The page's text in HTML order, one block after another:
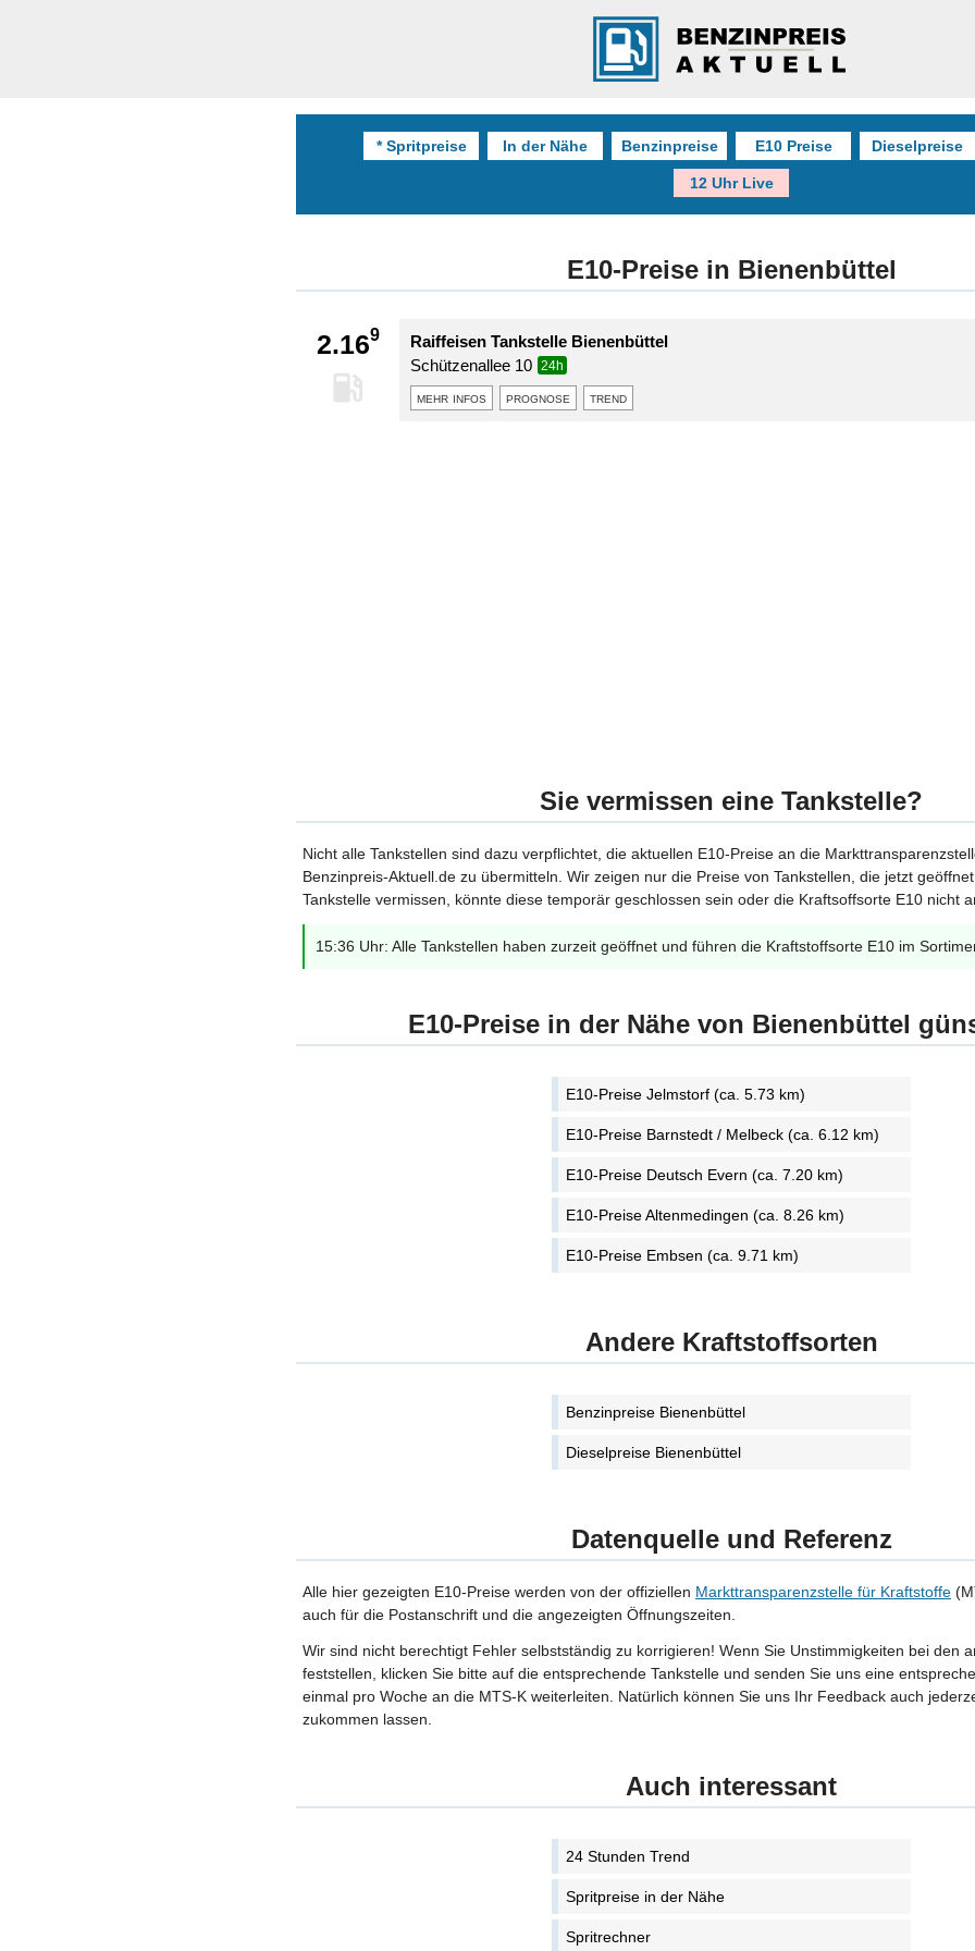
* Spritpreise In der Nähe Benzinpreise E10 Preise Dieselpreise
12 Uhr Live
E10-Preise in Bienenbüttel
2.169
Raiffeisen Tankstelle Bienenbüttel
Schützenallee 10
24h
mehr infos prognose trend
Sie vermissen eine Tankstelle?
Nicht alle Tankstellen sind dazu verpflichtet, die aktuellen E10-Preise an die
Benzinpreis-Aktuell.de zu übermitteln. Wir zeigen nur die Preise von Tankstellen, die jetzt
Tankstelle vermissen, könnte diese temporär geschlossen sein oder die Kraftsoffsorte E10 nicht
15:36 Uhr: Alle Tankstellen haben zurzeit geöffnet und führen die Kraftstoffsorte E10 im
E10-Preise in der Nähe von Bienenbüttel
E10-Preise Jelmstorf (ca. 5.73 km)
E10-Preise Barnstedt / Melbeck (ca. 6.12 km)
E10-Preise Deutsch Evern (ca. 7.20 km)
E10-Preise Altenmedingen (ca. 8.26 km)
E10-Preise Embsen (ca. 9.71 km)
Andere Kraftstoffsorten
Benzinpreise Bienenbüttel
Dieselpreise Bienenbüttel
Datenquelle und Referenz
Alle hier gezeigten E10-Preise werden von der offiziellen Markttransparenzstelle für Kraftstoffe
auch für die Postanschrift und die angezeigten Öffnungszeiten.
Wir sind nicht berechtigt Fehler selbstständig zu korrigieren! Wenn Sie Unstimmigkeiten bei den
feststellen, klicken Sie bitte auf die entsprechende Tankstelle und senden Sie uns eine
einmal pro Woche an die MTS-K weiterleiten. Natürlich können Sie uns Ihr Feedback auch
zukommen lassen.
Auch interessant
24 Stunden Trend
Spritpreise in der Nähe
Spritrechner